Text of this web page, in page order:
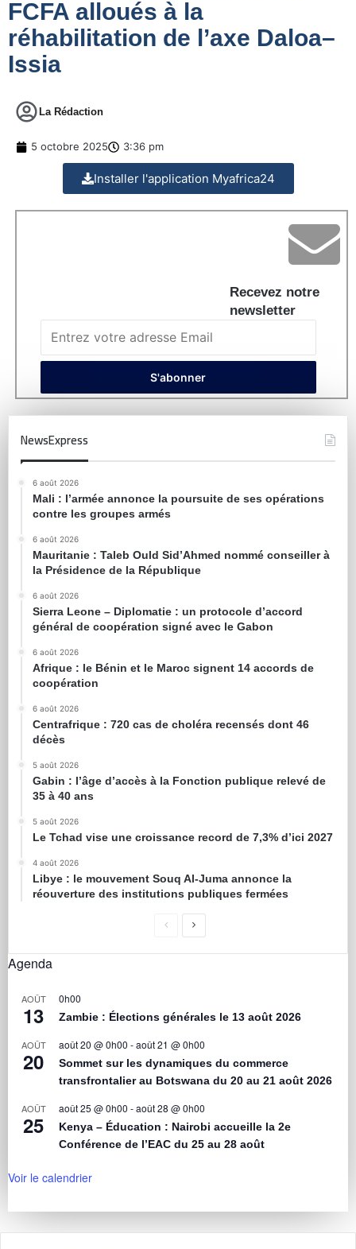
FCFA alloués à la
réhabilitation de l’axe Daloa–
Issia
La Rédaction
5 octobre 2025 3:36 pm
Installer l'application Myafrica24
Recevez notre
newsletter
NewsExpress
6 août 2026
Mali : l’armée annonce la poursuite de ses opérations
contre les groupes armés
6 août 2026
Mauritanie : Taleb Ould Sid’Ahmed nommé conseiller à
la Présidence de la République
6 août 2026
Sierra Leone – Diplomatie : un protocole d’accord
général de coopération signé avec le Gabon
6 août 2026
Afrique : le Bénin et le Maroc signent 14 accords de
coopération
6 août 2026
Centrafrique : 720 cas de choléra recensés dont 46
décès
5 août 2026
Gabin : l’âge d’accès à la Fonction publique relevé de
35 à 40 ans
5 août 2026
Le Tchad vise une croissance record de 7,3% d’ici 2027
4 août 2026
Libye : le mouvement Souq Al-Juma annonce la
réouverture des institutions publiques fermées
Agenda
AOÛT
13
0h00
Zambie : Élections générales le 13 août 2026
AOÛT
20
août 20 @ 0h00 -août 21 @ 0h00
Sommet sur les dynamiques du commerce
transfrontalier au Botswana du 20 au 21 août 2026
AOÛT
25
août 25 @ 0h00 -août 28 @ 0h00
Kenya – Éducation : Nairobi accueille la 2e
Conférence de l’EAC du 25 au 28 août
Voir le calendrier